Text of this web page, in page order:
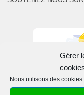
Gérer
Nous utilisons des